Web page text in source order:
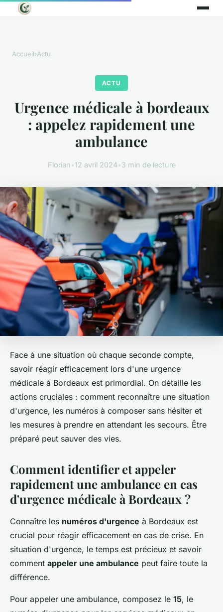
Accueil›Actu
ACTU
Urgence médicale à bordeaux
: appelez rapidement une
ambulance
Florian•12 avril 2024•3 min de lecture
Face à une situation où chaque seconde compte,
savoir réagir efficacement lors d'une urgence
médicale à Bordeaux est primordial. On détaille les
actions cruciales : comment reconnaître une situation
d'urgence, les numéros à composer sans hésiter et
les mesures à prendre en attendant les secours. Être
préparé peut sauver des vies.
Comment identifier et appeler
rapidement une ambulance en cas
d'urgence médicale à Bordeaux ?
Connaître les numéros d'urgence à Bordeaux est
crucial pour réagir efficacement en cas de crise. En
situation d'urgence, le temps est précieux et savoir
comment appeler une ambulance peut faire toute la
différence.
Pour appeler une ambulance, composez le 15, le